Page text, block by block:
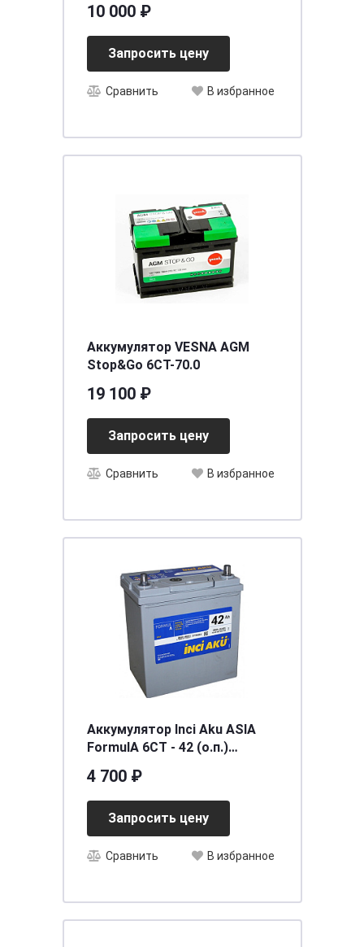
10 000 ₽
Запросить цену
Сравнить В избранное
Аккумулятор VESNA AGM
Stop&Go 6CT-70.0
19 100 ₽
Запросить цену
Сравнить В избранное
Аккумулятор Inci Aku ASIA
FormulА 6СТ - 42 (о.п.)
[B19]
4 700 ₽
Запросить цену
Сравнить В избранное